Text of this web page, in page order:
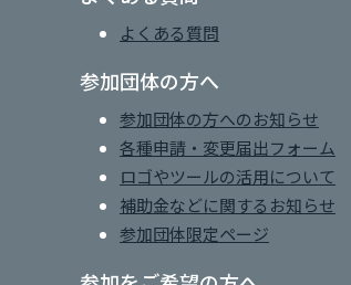
よくある質問
参加団体の方へ
参加団体の方へのお知らせ
各種申請・変更届出フォーム
ロゴやツールの活用について
補助金などに関するお知らせ
参加団体限定ページ